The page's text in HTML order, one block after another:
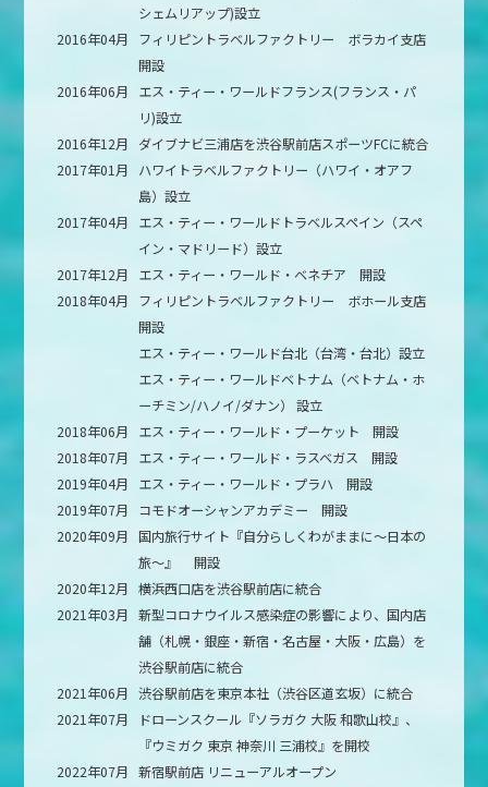
シェムリアップ)設立
2016年04月
フィリピントラベルファクトリー ボラカイ支店
開設
2016年06月
エス・ティー・ワールドフランス(フランス・パ
リ)設立
2016年12月
ダイブナビ三浦店を渋谷駅前店スポーツFCに統合
2017年01月
ハワイトラベルファクトリー（ハワイ・オアフ
島）設立
2017年04月
エス・ティー・ワールドトラベルスペイン（スペ
イン・マドリード）設立
2017年12月
エス・ティー・ワールド・ベネチア 開設
2018年04月
フィリピントラベルファクトリー ボホール支店
開設
エス・ティー・ワールド台北（台湾・台北）設立
エス・ティー・ワールドベトナム（ベトナム・ホ
ーチミン/ハノイ/ダナン） 設立
2018年06月
エス・ティー・ワールド・プーケット 開設
2018年07月
エス・ティー・ワールド・ラスベガス 開設
2019年04月
エス・ティー・ワールド・プラハ 開設
2019年07月
コモドオーシャンアカデミー 開設
2020年09月 国内旅行サイト『自分らしくわがままに～日本の
旅～』 開設
2020年12月 横浜西口店を渋谷駅前店に統合
2021年03月 新型コロナウイルス感染症の影響により、国内店
舗（札幌・銀座・新宿・名古屋・大阪・広島）を
渋谷駅前店に統合
2021年06月 渋谷駅前店を東京本社（渋谷区道玄坂）に統合
2021年07月
ドローンスクール『ソラガク 大阪 和歌山校』、
『ウミガク 東京 神奈川 三浦校』を開校
2022年07月 新宿駅前店 リニューアルオープン